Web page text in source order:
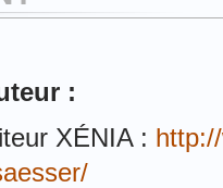
:
XÉNIA :